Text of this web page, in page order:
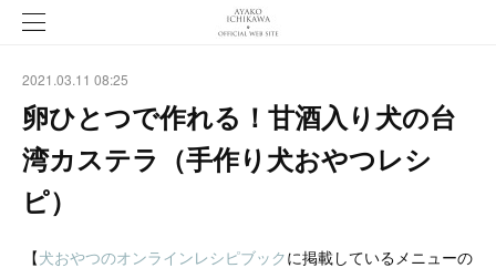
2021.03.11 08:25
卵ひとつで作れる！甘酒入り犬の台
湾カステラ（手作り犬おやつレシ
ピ）
【犬おやつのオンラインレシピブックに掲載しているメニューの